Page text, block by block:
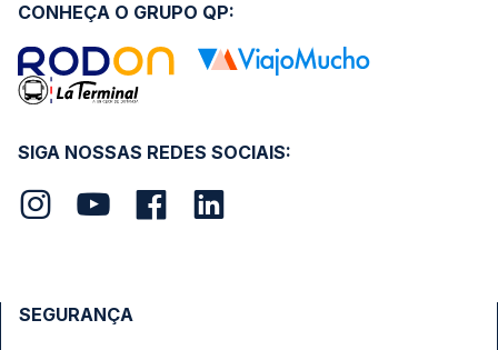
SIGA NOSSAS REDES SOCIAIS:
CONHEÇA O GRUPO QP:
SEGURANÇA